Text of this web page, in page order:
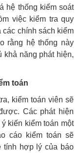
hệ thống kiểm soát
việc kiểm tra quy
chính sách kiểm
rằng hệ thống này
khả năng phát hiện,
toán
kiểm toán viên sẽ
Các phát hiện
kiến kiểm toán một
cáo kiểm toán sẽ
tính hợp lý của báo